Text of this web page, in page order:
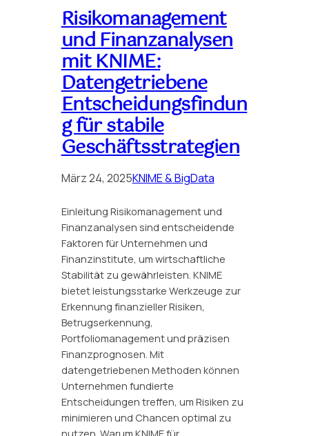
Risikomanagement
und Finanzanalysen
mit KNIME:
Datengetriebene
Entscheidungsfindun
g für stabile
Geschäftsstrategien
März 24, 2025KNIME & BigData
Einleitung Risikomanagement und
Finanzanalysen sind entscheidende
Faktoren für Unternehmen und
Finanzinstitute, um wirtschaftliche
Stabilität zu gewährleisten. KNIME
bietet leistungsstarke Werkzeuge zur
Erkennung finanzieller Risiken,
Betrugserkennung,
Portfoliomanagement und präzisen
Finanzprognosen. Mit
datengetriebenen Methoden können
Unternehmen fundierte
Entscheidungen treffen, um Risiken zu
minimieren und Chancen optimal zu